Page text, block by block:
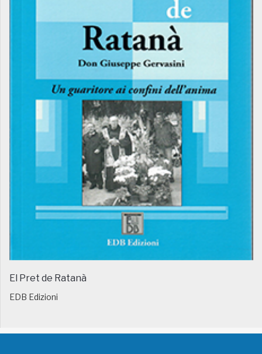
El Pret de Ratanà
EDB Edizioni